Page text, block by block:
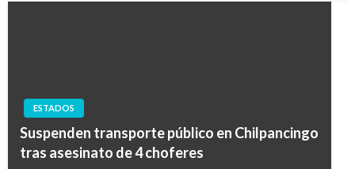
ESTADOS
Suspenden transporte público en Chilpancingo
tras asesinato de 4 choferes